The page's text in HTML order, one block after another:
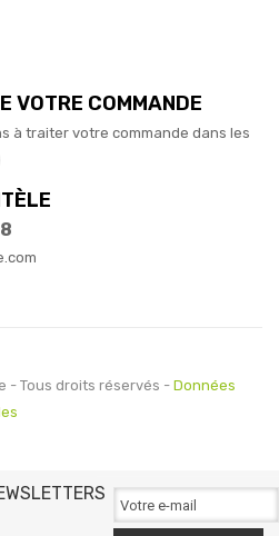
VOTRE COMMANDE
à traiter votre commande dans les
- Tous droits réservés - Données